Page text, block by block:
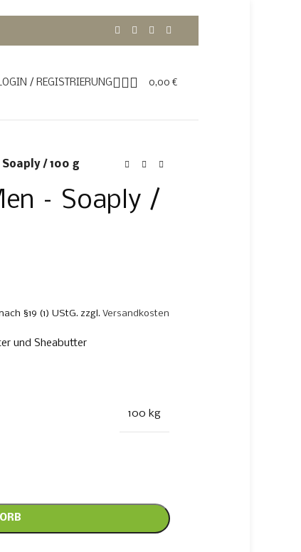
/ REGISTRIERUNG 0,00 €
/ 100 g
– Soaply /
§19 (1) UStG. zzgl. Versandkosten
und Sheabutter
100 kg